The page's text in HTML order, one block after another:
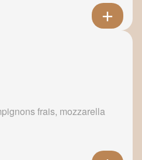
frais, mozzarella